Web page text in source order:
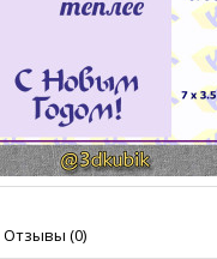
Отзывы (0)